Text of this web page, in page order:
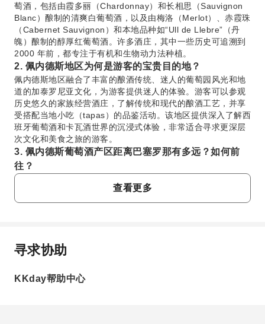
萄酒，包括由霞多丽（Chardonnay）和长相思（Sauvignon
Blanc）酿制的清爽白葡萄酒，以及由梅洛（Merlot）、赤霞珠
（Cabernet Sauvignon）和本地品种如“Ull de Llebre”（丹
魄）酿制的醇厚红葡萄酒。许多酒庄，其中一些历史可追溯到
2000 年前，都专注于有机和生物动力法种植。
2. 佩内德斯地区为何是游客的宝贵目的地？
佩内德斯地区融合了丰富的酿酒传统、迷人的葡萄园风光和地
道的加泰罗尼亚文化，为游客提供迷人的体验。游客可以参观
历史悠久的家族经营酒庄，了解传统和现代的酿酒工艺，并享
受搭配当地小吃（tapas）的品鉴活动。该地区提供深入了解西
班牙葡萄酒和卡瓦酒世界的沉浸式体验，非常适合寻求更深层
次文化和美食之旅的游客。
3. 佩内德斯葡萄酒产区距离巴塞罗那有多远？如何前
往？
佩内德斯葡萄酒产区位于巴塞罗那西南方向，距离非常方便，
通常只需 45-60 分钟的车程或火车车程。许多游客选择从巴塞
罗那参加组织好的旅行团，这些旅行团通常包括往返酒庄的舒
4. 巴塞罗那是否是探索佩内德斯酒庄和体验葡萄酒品鉴
当然。巴塞罗那作为前往佩内德斯葡萄酒产区一日游的绝佳基
查看更多
常问问题
1. 佩内德斯地区以生产哪些类型的葡萄酒和卡瓦酒
寻求协助
KKday帮助中心